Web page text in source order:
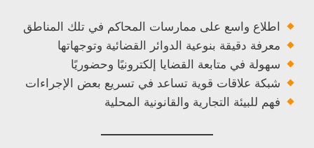
اطلاع واسع على ممارسات المحاكم في تلك المناطق
معرفة دقيقة بنوعية الدوائر القضائية وتوجهاتها
سهولة في متابعة القضايا إلكترونيًا وحضوريًا
شبكة علاقات قوية تساعد في تسريع بعض الإجراءات
فهم للبيئة التجارية والقانونية المحلية